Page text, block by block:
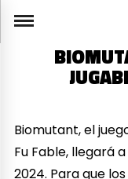
Biomutant, el
Fu Fable, llegará
2024. Para que